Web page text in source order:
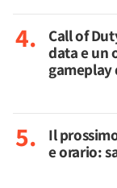
Call of
data e un
gameplay
Il
e orario: